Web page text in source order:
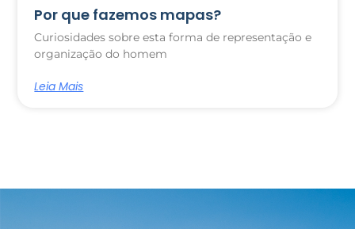
Por que fazemos mapas?
Curiosidades sobre esta forma de representação e
organização do homem
Leia Mais